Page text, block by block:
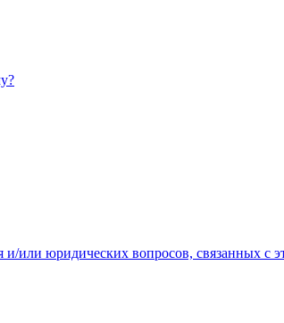
и/или юридических вопросов, связанных с